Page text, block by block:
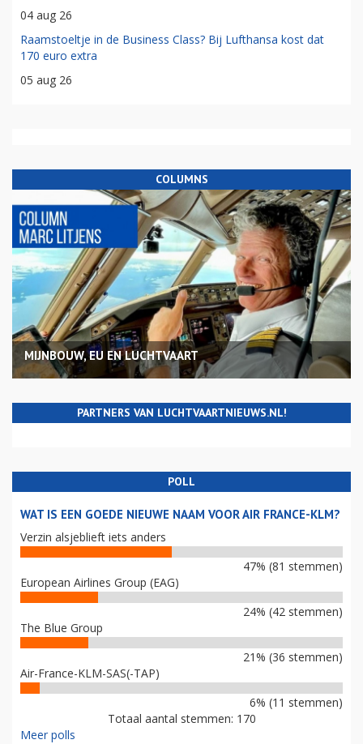
04 aug 26
Raamstoeltje in de Business Class? Bij Lufthansa kost dat
170 euro extra
05 aug 26
COLUMNS
MIJNBOUW, EU EN LUCHTVAART
PARTNERS VAN LUCHTVAARTNIEUWS.NL!
POLL
WAT IS EEN GOEDE NIEUWE NAAM VOOR AIR FRANCE-KLM?
Verzin alsjeblieft iets anders
47% (81 stemmen)
European Airlines Group (EAG)
24% (42 stemmen)
The Blue Group
21% (36 stemmen)
Air-France-KLM-SAS(-TAP)
6% (11 stemmen)
Totaal aantal stemmen: 170
Meer polls